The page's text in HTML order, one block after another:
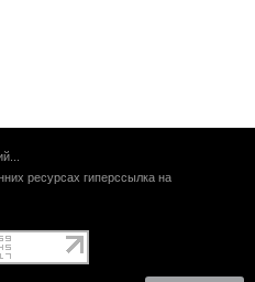
ресурсах гиперссылка на